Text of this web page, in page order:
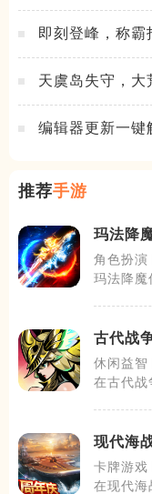
即刻登峰，称霸
天虞岛失守，大
编辑器更新一键
推荐手游
玛法降
角色扮演
玛法降魔
古代战
休闲益智
在古代战
现代海
卡牌游戏
在现代海